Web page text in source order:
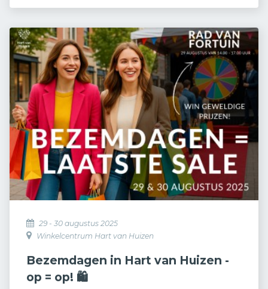
29 - 30 augustus 2025
Winkelcentrum Hart van Huizen
Bezemdagen in Hart van Huizen -
op = op! 🛍️